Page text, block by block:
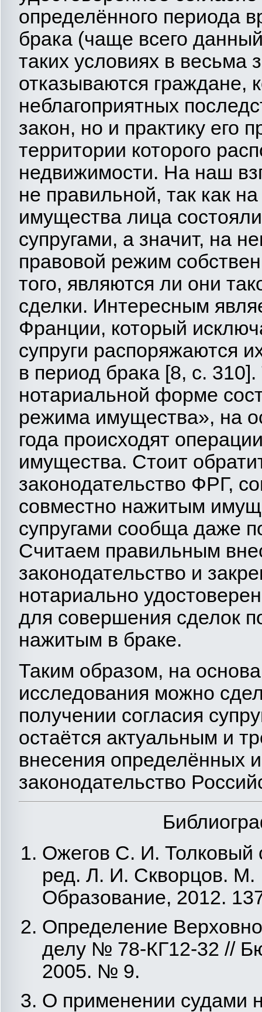
определённого периода
брака (чаще всего
таких условиях в весьма
отказываются граждане,
неблагоприятных
закон, но и практику его
территории которого
недвижимости. На наш
не правильной, так как
имущества лица
супругами, а значит, на
правовой режим
того, являются ли они
сделки. Интересным
Франции, который
супруги распоряжаются
в период брака [8, с.
нотариальной форме
режима имущества», на
года происходят
имущества. Стоит
законодательство ФРГ,
совместно нажитым
супругами сообща даже
Считаем правильным
законодательство и
нотариально
для совершения сделок
нажитым в браке.
Таким образом, на
исследования можно
получении согласия
остаётся актуальным и
внесения определённых
законодательство
Ожегов С. И. Толковый
ред. Л. И. Скворцов.
Образование, 2012.
Определение
делу № 78-КГ12-32 //
2005. № 9.
О применении судами